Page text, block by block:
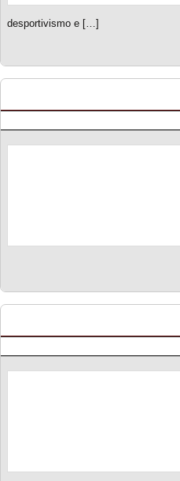
desportivismo e […]